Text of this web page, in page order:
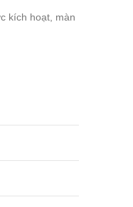
kích hoạt, màn